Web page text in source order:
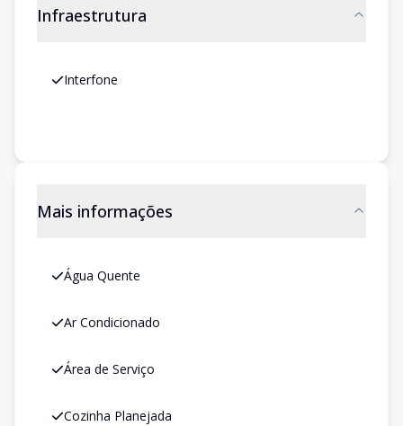
Infraestrutura
Interfone
Mais informações
Água Quente
Ar Condicionado
Área de Serviço
Cozinha Planejada